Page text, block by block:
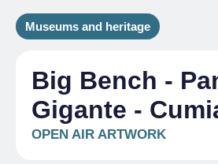
Museums and heritage
Big Bench -
Gigante -
OPEN AIR ARTWORK